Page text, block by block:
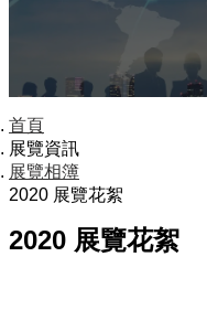
首頁
展覽資訊
展覽相簿
2020 展覽花絮
2020 展覽花絮